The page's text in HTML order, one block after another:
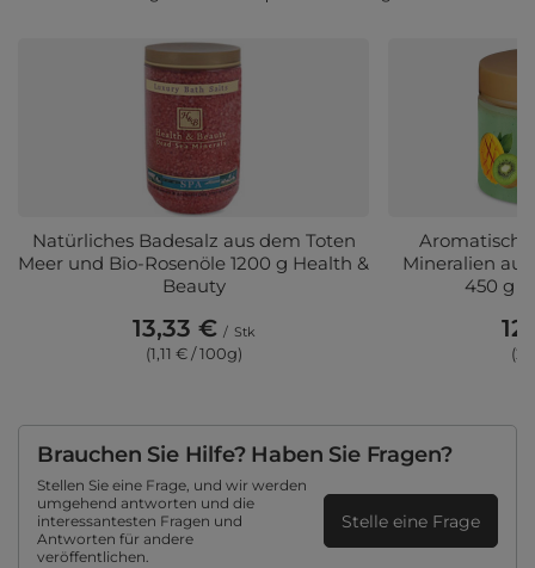
Natürliches Badesalz aus dem Toten
Meer und Bio-Rosenöle 1200 g Health &
Beauty
13,33 € / Stk
(1,11 € / 100g)
Mineralien
450 g
Brauchen Sie Hilfe? Haben Sie Fragen?
Stellen Sie eine Frage, und wir werden
umgehend antworten und die
interessantesten Fragen und
Antworten für andere
veröffentlichen.
Stelle eine Frage